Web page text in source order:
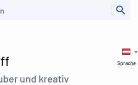
Sprache
und kreativ